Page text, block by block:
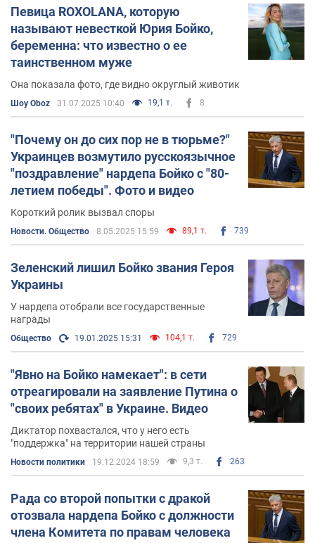
Вскоре после досрочных выборов, в сентябре 2014-го
года, Юрий Бойко возглавил новосозданный
"Оппозиционный блок".
В 2018-м году Юрия Бойко выгнали из рядов
Оппоблока и он стал сопредседателем партии
"Оппозиционная платформа "За життя"
Юрий Бойко – один из тридцати шести депутатов,
которые проголосовали против Закона о
признании украинского суверенитета над
оккупированными территориями Донецкой и
Луганской областей
В 2019-м году Юрий Бойко принял участие в
президентских выборах в Украине. В первом туре
выборовЮрий Бойко занял третье место– за
него проголосовало более двух миллионов
избирателей. Незадолго до выборов, в марте 2019-го
года,Юрий Бойко вместе сВиктором
Медведчуком
, где общался с
премьер-министром Российской Федерации
В декабре 2024 года Бойко заявил о том, что
радикалы в Украине заставляют людей отказаться от
русского языка
, а также запрещают ходить в ту
церковь, в которую люди хотят. Фактически политики
повторил традиционные нарративы страны-
агрессорки РФ за что былраскритикован в сети, а
После скандалаБойко убрали с должности члена
комитета ВР по правам человека.
Певица ROXOLANA, которую
называют невесткой Юрия Бойко,
беременна: что известно о ее
таинственном муже
Она показала фото, где видно округлый животик
Шоу Oboz 31.07.2025 10:40 19,1 т. 8
"Почему он до сих пор не в тюрьме?"
Украинцев возмутило русскоязычное
"поздравление" нардепа Бойко с "80-
летием победы". Фото и видео
Короткий ролик вызвал споры
Новости. Общество 8.05.2025 15:59 89,1 т. 739
Зеленский лишил Бойко звания Героя
Украины
У нардепа отобрали все государственные
награды
Общество 19.01.2025 15:31 104,1 т. 729
"Явно на Бойко намекает": в сети
отреагировали на заявление Путина о
"своих ребятах" в Украине. Видео
Диктатор похвастался, что у него есть
"поддержка" на территории нашей страны
Новости политики 19.12.2024 18:59 9,3 т. 263
Рада со второй попытки с дракой
отозвала нардепа Бойко с должности
члена Комитета по правам человека